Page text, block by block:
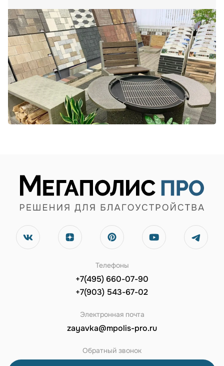
Телефоны
+7(495) 660-07-90
+7(903) 543-67-02
Электронная почта
zayavka@mpolis-pro.ru
Обратный звонок